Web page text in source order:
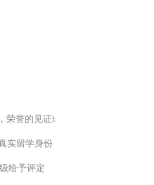
荣誉的见证):
实留学身份
给予评定